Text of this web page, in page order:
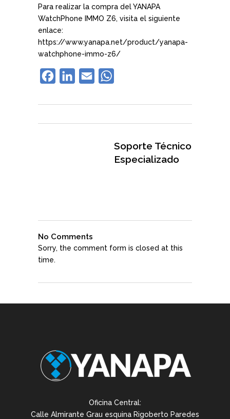
Para realizar la compra del YANAPA
WatchPhone IMMO Z6, visita el siguiente
enlace:
https://www.yanapa.net/product/yanapa-
watchphone-immo-z6/
FacebookLinkedIn
Email
Soporte Técnico
Especializado
No Comments
Sorry, the comment form is closed at this
time.
Oficina Central:
Calle Almirante Grau esquina Rigoberto Paredes